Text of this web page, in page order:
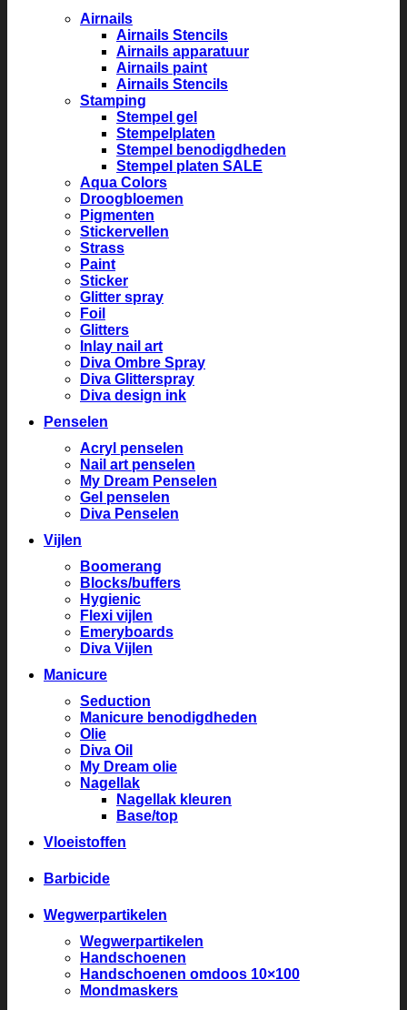
Airnails
Airnails Stencils
Airnails apparatuur
Airnails paint
Airnails Stencils
Stamping
Stempel gel
Stempelplaten
Stempel benodigdheden
Stempel platen SALE
Aqua Colors
Droogbloemen
Pigmenten
Stickervellen
Strass
Paint
Sticker
Glitter spray
Foil
Glitters
Inlay nail art
Diva Ombre Spray
Diva Glitterspray
Diva design ink
Penselen
Acryl penselen
Nail art penselen
My Dream Penselen
Gel penselen
Diva Penselen
Vijlen
Boomerang
Blocks/buffers
Hygienic
Flexi vijlen
Emeryboards
Diva Vijlen
Manicure
Seduction
Manicure benodigdheden
Olie
Diva Oil
My Dream olie
Nagellak
Nagellak kleuren
Base/top
Vloeistoffen
Barbicide
Wegwerpartikelen
Wegwerpartikelen
Handschoenen
Handschoenen omdoos 10×100
Mondmaskers